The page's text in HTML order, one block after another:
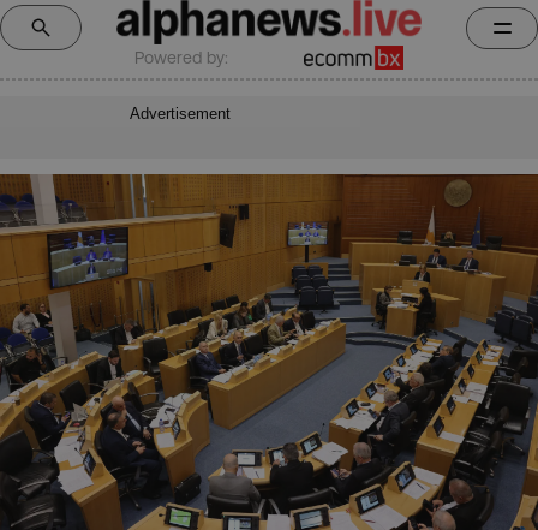
Powered by:
Advertisement